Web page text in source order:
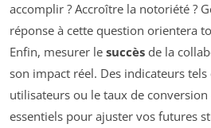
accomplir ? Accroître la notoriété ?
réponse à cette question orientera
Enfin, mesurer le succès de la
son impact réel. Des indicateurs tels
utilisateurs ou le taux de
essentiels pour ajuster vos futures